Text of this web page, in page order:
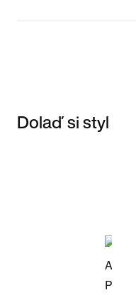
Dolaď si styl